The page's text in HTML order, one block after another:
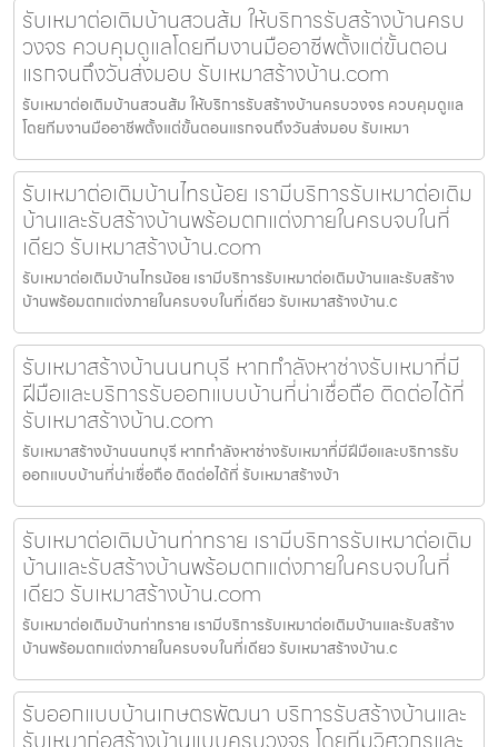
รับเหมาต่อเติมบ้านสวนส้ม ให้บริการรับสร้างบ้านครบ
วงจร ควบคุมดูแลโดยทีมงานมืออาชีพตั้งแต่ขั้นตอน
แรกจนถึงวันส่งมอบ รับเหมาสร้างบ้าน.com
รับเหมาต่อเติมบ้านสวนส้ม ให้บริการรับสร้างบ้านครบวงจร ควบคุมดูแล
โดยทีมงานมืออาชีพตั้งแต่ขั้นตอนแรกจนถึงวันส่งมอบ รับเหมา
รับเหมาต่อเติมบ้านไทรน้อย เรามีบริการรับเหมาต่อเติม
บ้านและรับสร้างบ้านพร้อมตกแต่งภายในครบจบในที่
เดียว รับเหมาสร้างบ้าน.com
รับเหมาต่อเติมบ้านไทรน้อย เรามีบริการรับเหมาต่อเติมบ้านและรับสร้าง
บ้านพร้อมตกแต่งภายในครบจบในที่เดียว รับเหมาสร้างบ้าน.c
รับเหมาสร้างบ้านนนทบุรี หากกำลังหาช่างรับเหมาที่มี
ฝีมือและบริการรับออกแบบบ้านที่น่าเชื่อถือ ติดต่อได้ที่
รับเหมาสร้างบ้าน.com
รับเหมาสร้างบ้านนนทบุรี หากกำลังหาช่างรับเหมาที่มีฝีมือและบริการรับ
ออกแบบบ้านที่น่าเชื่อถือ ติดต่อได้ที่ รับเหมาสร้างบ้า
รับเหมาต่อเติมบ้านท่าทราย เรามีบริการรับเหมาต่อเติม
บ้านและรับสร้างบ้านพร้อมตกแต่งภายในครบจบในที่
เดียว รับเหมาสร้างบ้าน.com
รับเหมาต่อเติมบ้านท่าทราย เรามีบริการรับเหมาต่อเติมบ้านและรับสร้าง
บ้านพร้อมตกแต่งภายในครบจบในที่เดียว รับเหมาสร้างบ้าน.c
รับออกแบบบ้านเกษตรพัฒนา บริการรับสร้างบ้านและ